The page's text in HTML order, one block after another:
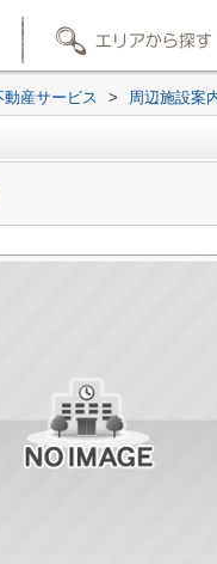
動産サービス > 周辺施設案